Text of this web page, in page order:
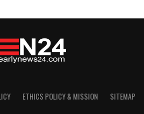
ETHICS POLICY & MISSION SITEMAP